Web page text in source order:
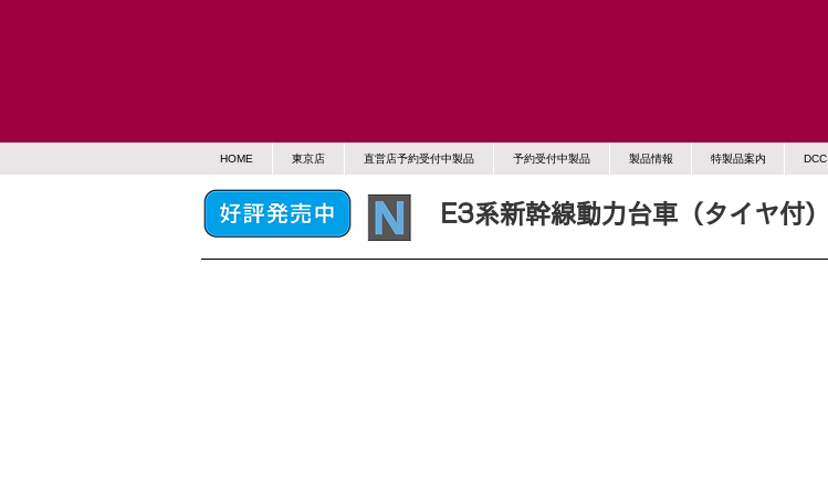
HOME 東京店 直営店予約受付中製品 予約受付中製品 製品情報 特製品案内 DCC
E3系新幹線動力台車（タイヤ付）